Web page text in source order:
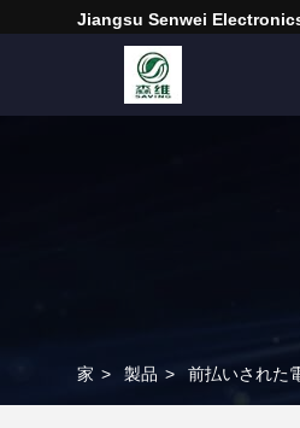
Jiangsu Senwei
家 > 製品 > 前払いされた